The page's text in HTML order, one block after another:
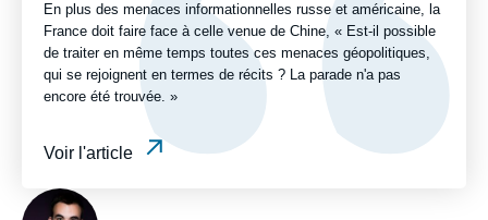
En plus des menaces informationnelles russe et américaine, la
France doit faire face à celle venue de Chine, « Est-il possible
de traiter en même temps toutes ces menaces géopolitiques,
qui se rejoignent en termes de récits ? La parade n'a pas
encore été trouvée. »
Voir l'article
Photo